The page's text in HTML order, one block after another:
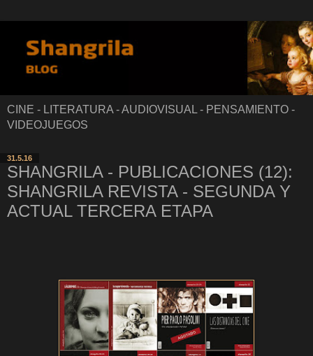
CINE - LITERATURA - AUDIOVISUAL - PENSAMIENTO -
VIDEOJUEGOS
31.5.16
SHANGRILA - PUBLICACIONES (12):
SHANGRILA REVISTA - SEGUNDA Y
ACTUAL TERCERA ETAPA